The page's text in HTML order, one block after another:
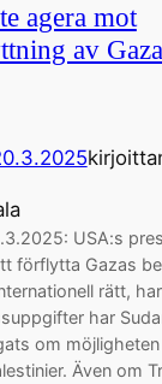
agera mot
av
USA:s
förflytta Gazas
rätt,
har
om
Även om